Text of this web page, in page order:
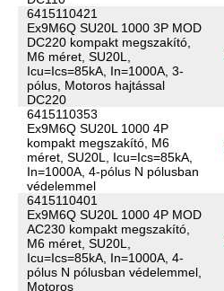
6415110421
Ex9M6Q SU20L 1000 3P MOD
DC220 kompakt megszakító,
M6 méret, SU20L,
Icu=Ics=85kA, In=1000A, 3-
pólus, Motoros hajtással
DC220
6415110353
Ex9M6Q SU20L 1000 4P
kompakt megszakító, M6
méret, SU20L, Icu=Ics=85kA,
In=1000A, 4-pólus N pólusban
védelemmel
6415110401
Ex9M6Q SU20L 1000 4P MOD
AC230 kompakt megszakító,
M6 méret, SU20L,
Icu=Ics=85kA, In=1000A, 4-
pólus N pólusban védelemmel,
Motoros